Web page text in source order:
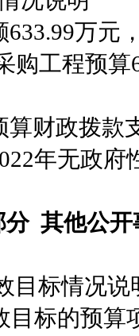
633.99万元
工程预算
算财政拨款
年无政府
分其他公开
目标情况说
目标的预算